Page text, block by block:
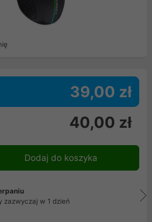
39,00 zł
40,00 zł
Dodaj do koszyka
zazwyczaj w 1 dzień